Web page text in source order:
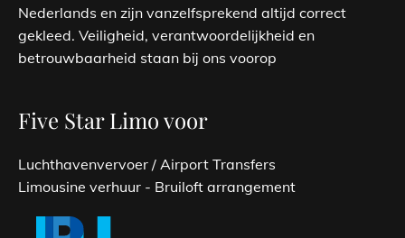
Nederlands en zijn vanzelfsprekend altijd correct
gekleed. Veiligheid, verantwoordelijkheid en
betrouwbaarheid staan bij ons voorop
Five Star Limo voor
Luchthavenvervoer / Airport Transfers
Limousine verhuur - Bruiloft arrangement